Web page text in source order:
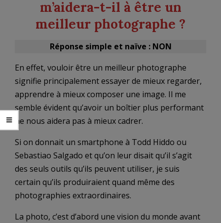
m’aidera-t-il à être un
meilleur photographe ?
Réponse simple et naïve : NON
En effet, vouloir être un meilleur photographe
signifie principalement essayer de mieux regarder,
apprendre à mieux composer une image. Il me
semble évident qu’avoir un boîtier plus performant
ne nous aidera pas à mieux cadrer.
Si on donnait un smartphone à Todd Hiddo ou
Sebastiao Salgado et qu’on leur disait qu’il s’agit
des seuls outils qu’ils peuvent utiliser, je suis
certain qu’ils produiraient quand même des
photographies extraordinaires.
La photo, c’est d’abord une vision du monde avant